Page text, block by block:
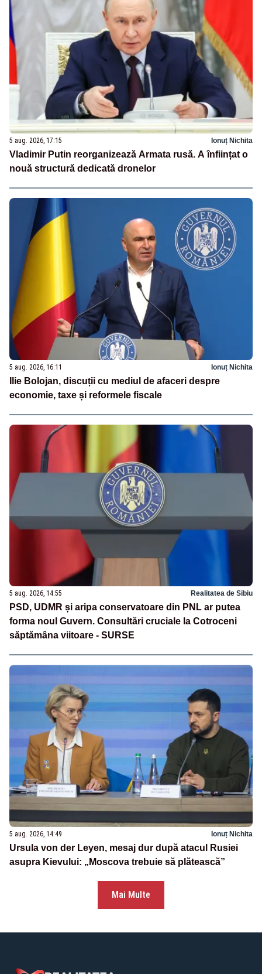
5 aug. 2026, 17:15 Ionuț Nichita
Vladimir Putin reorganizează Armata rusă. A înființat o
nouă structură dedicată dronelor
5 aug. 2026, 16:11 Ionuț Nichita
Ilie Bolojan, discuții cu mediul de afaceri despre
economie, taxe și reformele fiscale
5 aug. 2026, 14:55 Realitatea de Sibiu
PSD, UDMR și aripa conservatoare din PNL ar putea
forma noul Guvern. Consultări cruciale la Cotroceni
săptămâna viitoare - SURSE
5 aug. 2026, 14:49 Ionuț Nichita
Ursula von der Leyen, mesaj dur după atacul Rusiei
asupra Kievului: „Moscova trebuie să plătească”
Mai Multe